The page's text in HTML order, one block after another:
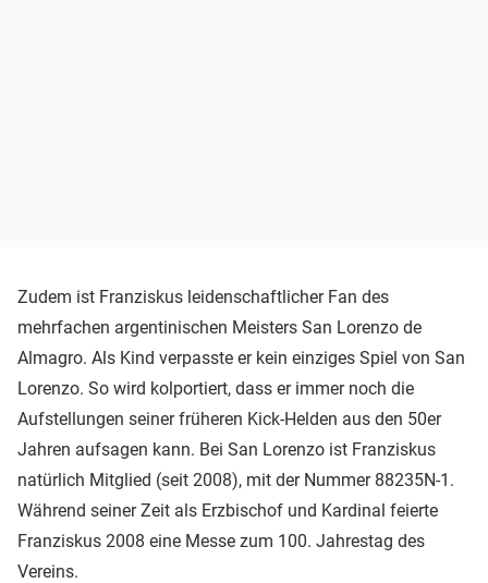
Zudem ist Franziskus leidenschaftlicher Fan des
mehrfachen argentinischen Meisters San Lorenzo de
Almagro. Als Kind verpasste er kein einziges Spiel von San
Lorenzo. So wird kolportiert, dass er immer noch die
Aufstellungen seiner früheren Kick-Helden aus den 50er
Jahren aufsagen kann. Bei San Lorenzo ist Franziskus
natürlich Mitglied (seit 2008), mit der Nummer 88235N-1.
Während seiner Zeit als Erzbischof und Kardinal feierte
Franziskus 2008 eine Messe zum 100. Jahrestag des
Vereins.